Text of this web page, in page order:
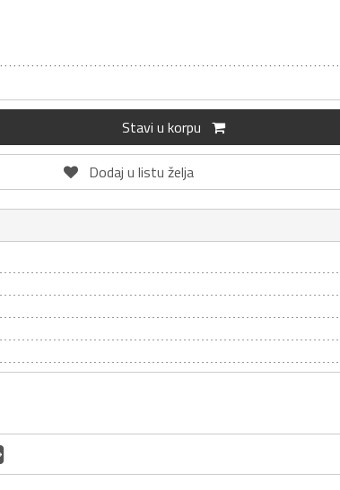
Stavi u korpu
Dodaj u listu želja